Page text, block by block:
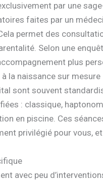
par une
faites par un
permet des
Selon une
plus
la naissance sur mesure
sont souvent
: classique,
en piscine. Ces
privilégié pour vous,
avec peu